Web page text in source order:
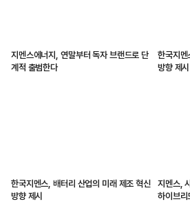
지멘스에너지, 연말부터 독자 브랜드로 단
계적 출범한다
한국지멘
방향 제시
한국지멘스, 배터리 산업의 미래 제조 혁신
방향 제시
지멘스,
하이브리